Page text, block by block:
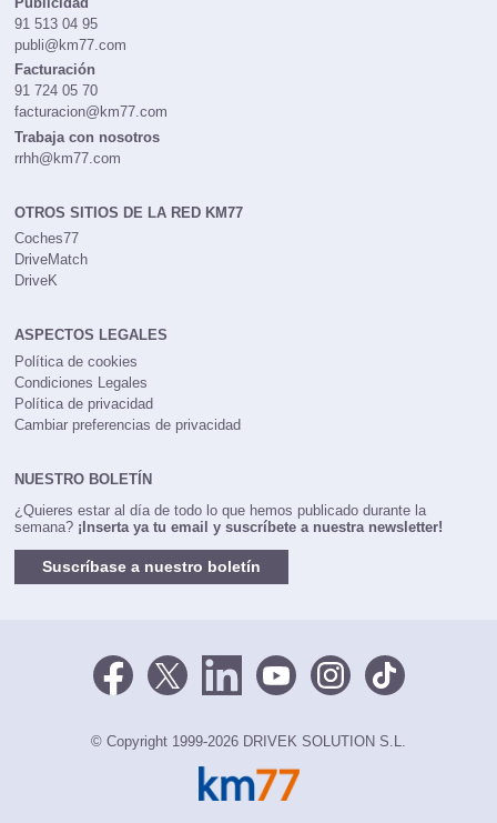
91 513 04 95
publi@km77.com
Facturación
91 724 05 70
facturacion@km77.com
Trabaja con nosotros
rrhh@km77.com
OTROS SITIOS DE LA RED KM77
Coches77
DriveMatch
DriveK
ASPECTOS LEGALES
Política de cookies
Condiciones Legales
Política de privacidad
Cambiar preferencias de privacidad
NUESTRO BOLETÍN
¿Quieres estar al día de todo lo que hemos publicado durante la
semana? ¡Inserta ya tu email y suscríbete a nuestra newsletter!
Suscríbase a nuestro boletín
© Copyright 1999-2026 DRIVEK SOLUTION S.L.